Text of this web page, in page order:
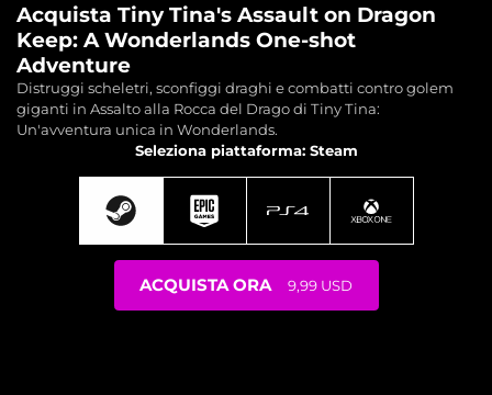
Acquista Tiny Tina's Assault on Dragon
Keep: A Wonderlands One-shot
Adventure
Distruggi scheletri, sconfiggi draghi e combatti contro golem
giganti in Assalto alla Rocca del Drago di Tiny Tina:
Un'avventura unica in Wonderlands.
Seleziona piattaforma: Steam
ACQUISTA ORA 9,99 USD